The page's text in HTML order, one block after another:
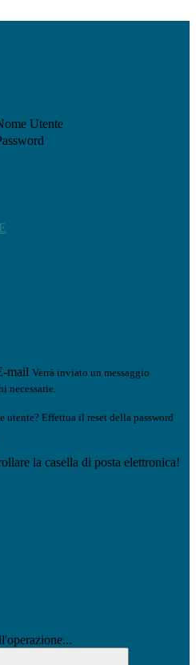
Utente
mail Verrà inviato un messaggio
necessarie.
utente? Effettua il reset della password
la casella di posta elettronica!